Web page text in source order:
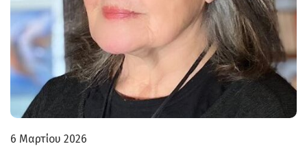
6 Μαρτίου 2026